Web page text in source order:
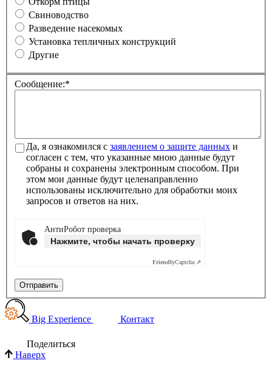
Свиноводство
Разведение насекомых
Установка тепличных конструкций
Другие
Сообщение:*
Да, я ознакомился с заявлением о защите данных и
согласен с тем, что указанные мною данные будут
собраны и сохранены электронным способом. При
этом мои данные будут целенаправленно
использованы исключительно для обработки моих
запросов и ответов на них.
АнтиРобот проверка
Нажмите, чтобы начать проверку
FriendlyCaptcha ⇗
Big Experience Контакт
Поделиться
Наверх